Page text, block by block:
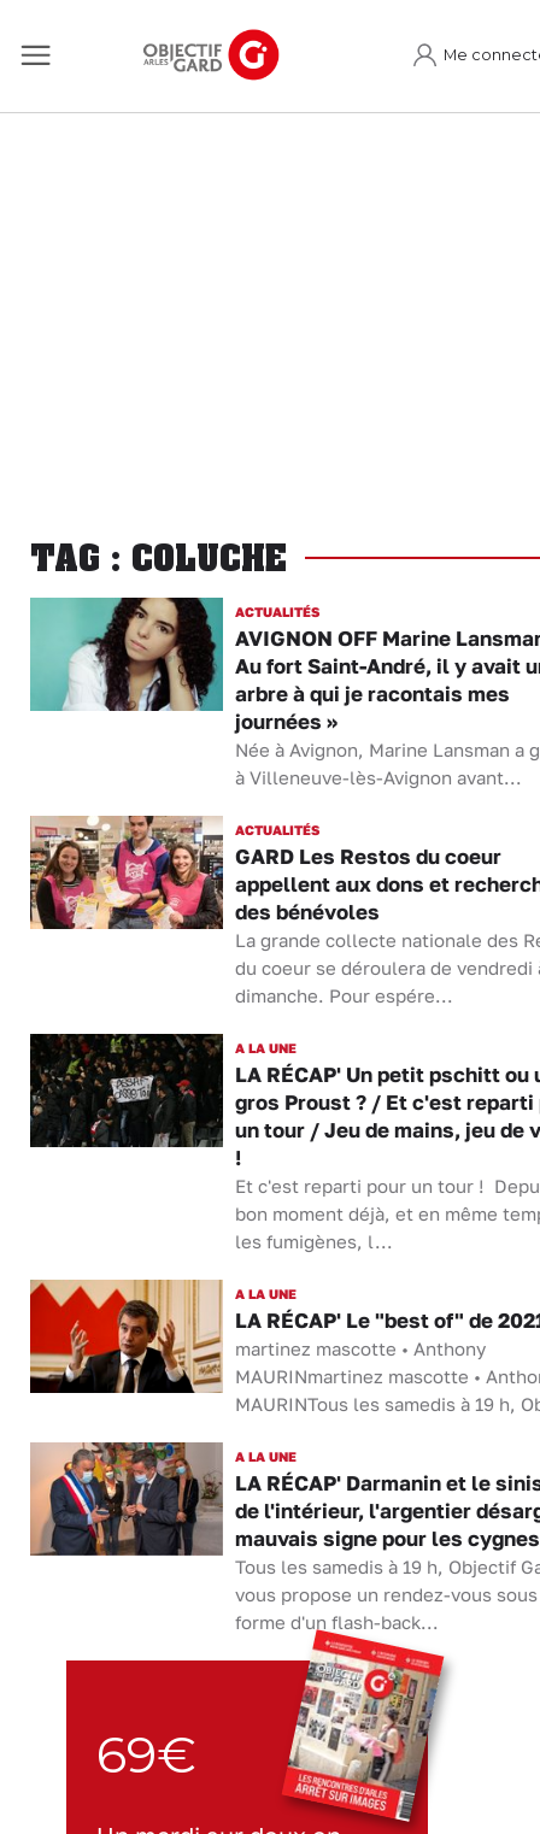
Me
TAG : COLUCHE
ACTUALITÉS
AVIGNON OFF Marine
Au fort Saint-André, il y avait
arbre à qui je racontais mes
journées »
Née à Avignon, Marine Lansman a
à Villeneuve-lès-Avignon avant...
ACTUALITÉS
GARD Les Restos du coeur
appellent aux dons et
des bénévoles
La grande collecte nationale des
du coeur se déroulera de vendredi
dimanche. Pour espére...
A LA UNE
LA RÉCAP' Un petit pschitt ou
gros Proust ? / Et c'est reparti
un tour / Jeu de mains, jeu de
!
Et c'est reparti pour un tour !
bon moment déjà, et en même
les fumigènes, l...
A LA UNE
LA RÉCAP' Le "best of" de
martinez mascotte • Anthony
MAURINmartinez mascotte •
MAURINTous les samedis à 19 h,
A LA UNE
LA RÉCAP' Darmanin et le
de l'intérieur, l'argentier
mauvais signe pour les cygnes
Tous les samedis à 19 h, Objectif
vous propose un rendez-vous
forme d'un flash-back...
69€